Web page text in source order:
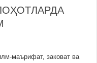
маърифат, заковат ва